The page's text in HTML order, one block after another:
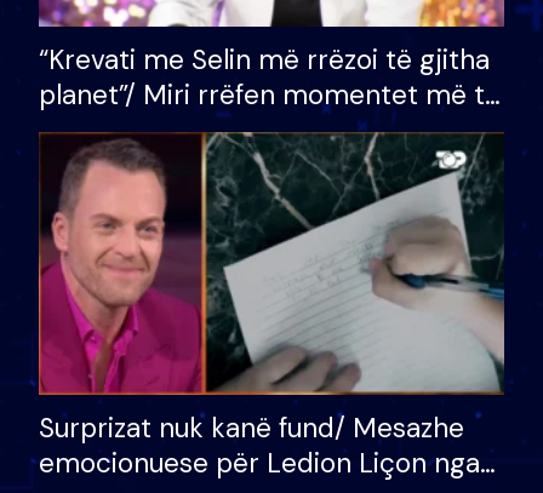
“Krevati me Selin më rrëzoi të gjitha
planet”/ Miri rrëfen momentet më të
bukura në shtëpinë e BB VIP: Do më
mungojë zilja e mëngjesit kur…
Surprizat nuk kanë fund/ Mesazhe
emocionuese për Ledion Liçon nga